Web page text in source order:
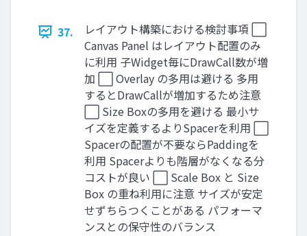
37.
レイアウト構築における検討事項 ⬜
Canvas Panel はレイアウト配置のみ
に利用 子Widget毎にDrawCall数が増
加 ⬜ Overlay の多用は避ける 多用
するとDrawCallが増加するため注意
⬜ Size Boxの多用を避ける 最小サ
イズを定義するよりSpacerを利用 ⬜
Spacerの配置が不要ならPaddingを
利用 Spacerよりも階層がなくなる分
コストが良い ⬜ Scale Box と Size
Box の重ね利用に注意 サイズが安定
せずちらつくことがある パフォーマ
ンスとの保守性のバランス